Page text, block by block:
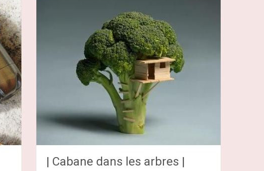
| Cabane dans les arbres |